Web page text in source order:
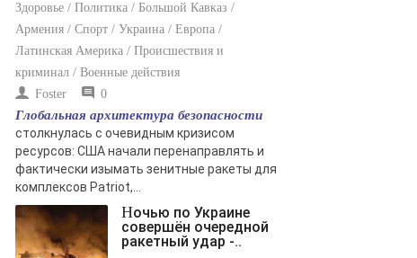
Здоровье / Политика / Большой Кавказ /
Армения / Спорт / Украина / Европа /
Латинская Америка / Происшествия и
криминал / Военные действия
Foster
0
Глобальная архитектура безопасности
столкнулась с очевидным кризисом
ресурсов: США начали перенаправлять и
фактически изымать зенитные ракеты для
комплексов Patriot,...
Ночью по Украине
совершён очередной
ракетный удар -..